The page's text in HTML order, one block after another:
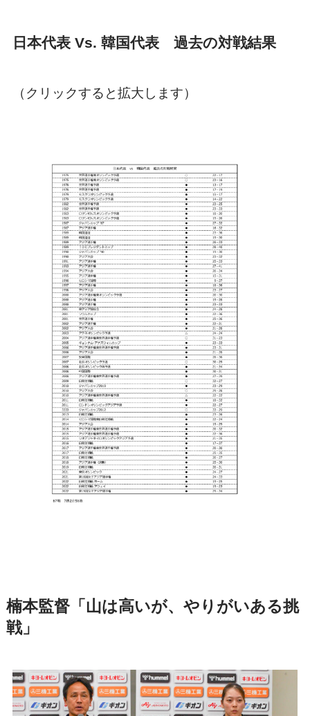
日本代表 Vs. 韓国代表 過去の対戦結果
（クリックすると拡大します）
楠本監督「山は高いが、やりがいある挑
戦」